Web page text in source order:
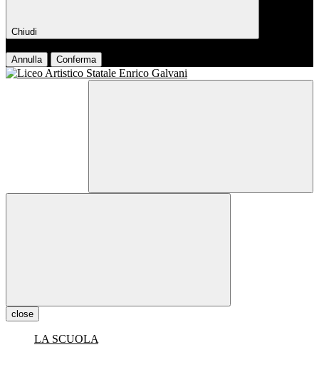
Chiudi
Annulla Conferma
close
LA SCUOLA